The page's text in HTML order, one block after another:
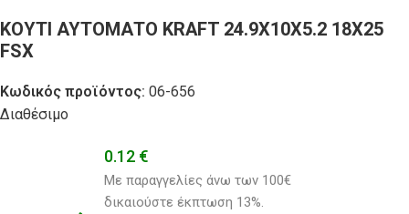
ΚΟΥΤΙ ΑΥΤΟΜΑΤΟ KRAFT 24.9Χ10Χ5.2 18X25
FSX
Κωδικός προϊόντος: 06-656
Διαθέσιμο
0.12 €
Με παραγγελίες άνω των 100€
δικαιούστε έκπτωση 13%.